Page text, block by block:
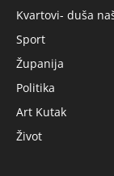
Kvartovi- duša
Sport
Županija
Politika
Art Kutak
Život